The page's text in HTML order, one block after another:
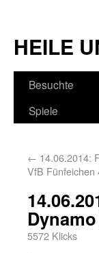
HEILE
Besuchte
Spiele
← 14.06.2014:
VfB Fünfeichen
5572 Klicks